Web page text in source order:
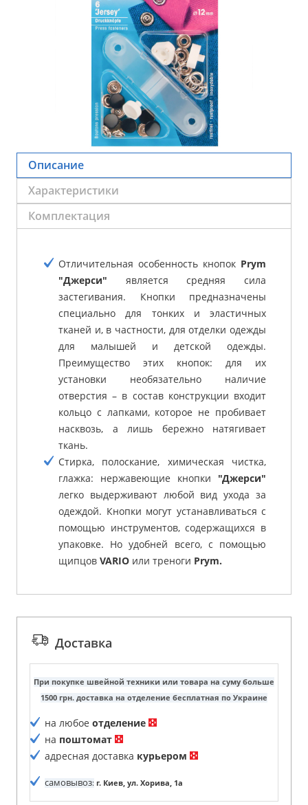
Описание
Характеристики
Комплектация
Отличительная особенность кнопок Prym
"Джерси" является средняя сила
застегивания. Кнопки предназначены
специально для тонких и эластичных
тканей и, в частности, для отделки одежды
для малышей и детской одежды.
Преимущество этих кнопок: для их
установки необязательно наличие
отверстия – в состав конструкции входит
кольцо с лапками, которое не пробивает
насквозь, а лишь бережно натягивает
ткань.
Стирка, полоскание, химическая чистка,
глажка: нержавеющие кнопки "Джерси"
легко выдерживают любой вид ухода за
одеждой. Кнопки могут устанавливаться с
помощью инструментов, содержащихся в
упаковке. Но удобней всего, с помощью
щипцов VARIO или треноги Prym.
Доставка
При покупке швейной техники или товара на суму больше
1500 грн. доставка на отделение бесплатная по Украине
на любое отделение
на поштомат
адресная доставка курьером
самовывоз: г. Киев, ул. Хорива, 1а